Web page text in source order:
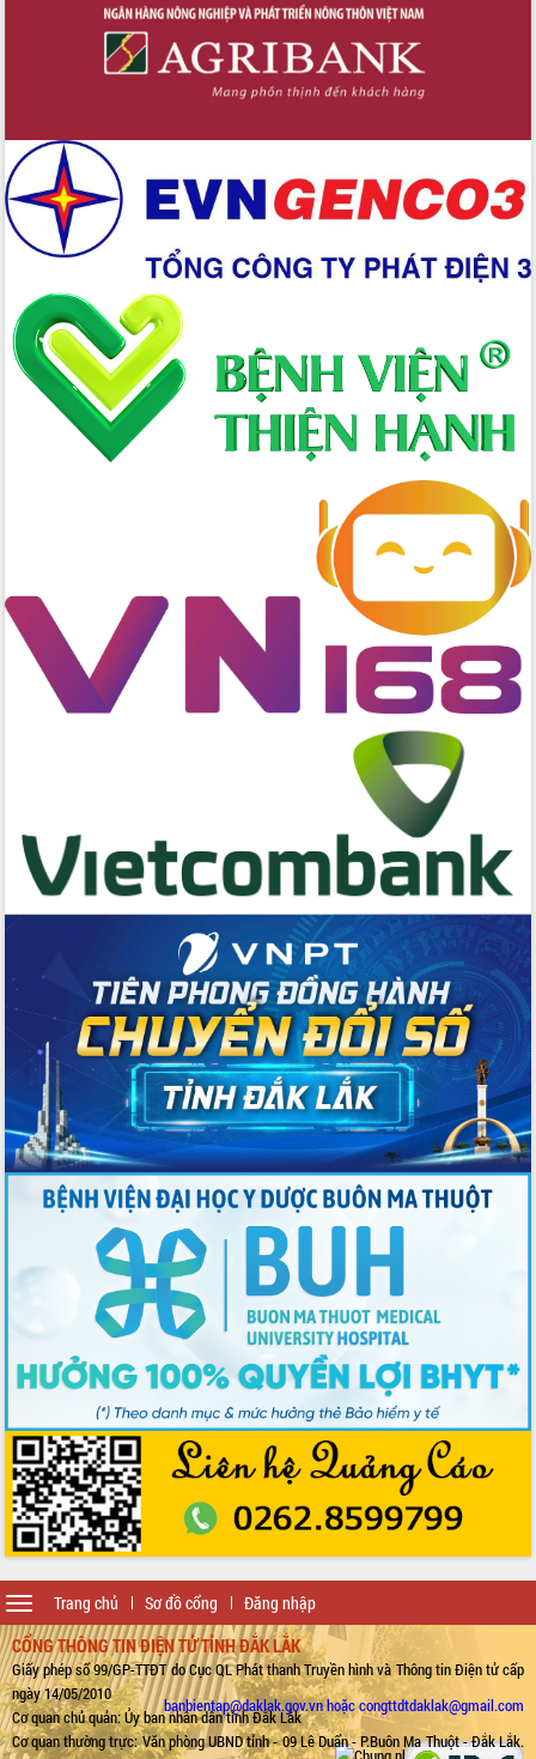
Trang chủ Sơ đồ cổng Đăng nhập
Toggle
navigation
CỔNG THÔNG TIN ĐIỆN TỬ TỈNH ĐẮK LẮK
Giấy phép số 99/GP-TTĐT do Cục QL Phát thanh Truyền hình và Thông tin Điện tử cấp
ngày 14/05/2010
Cơ quan chủ quản: Ủy ban nhân dân tỉnh Đắk Lắk
Cơ quan thường trực: Văn phòng UBND tỉnh - 09 Lê Duẩn - P.Buôn Ma Thuột - Đắk Lắk.
banbientap@daklak.gov.vn hoặc congttdtdaklak@gmail.com